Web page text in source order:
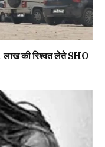
लाख की रिश्वत लेते SHO